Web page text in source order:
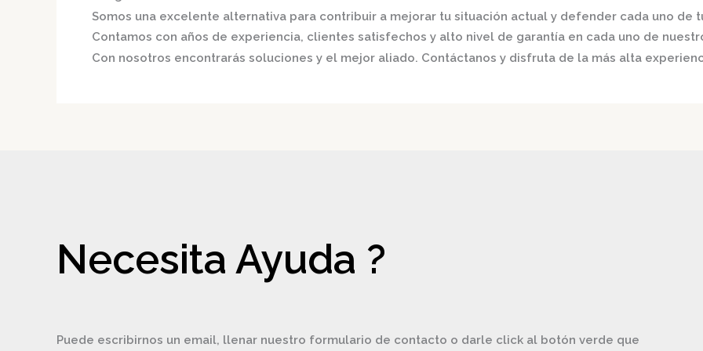
Somos una excelente alternativa para contribuir a mejorar tu situación actual y defender cada uno de
Contamos con años de experiencia, clientes satisfechos y alto nivel de garantía en cada uno de
Con nosotros encontrarás soluciones y el mejor aliado. Contáctanos y disfruta de la más alta
Necesita Ayuda ?
Puede escribirnos un email, llenar nuestro formulario de contacto o darle click al botón verde que